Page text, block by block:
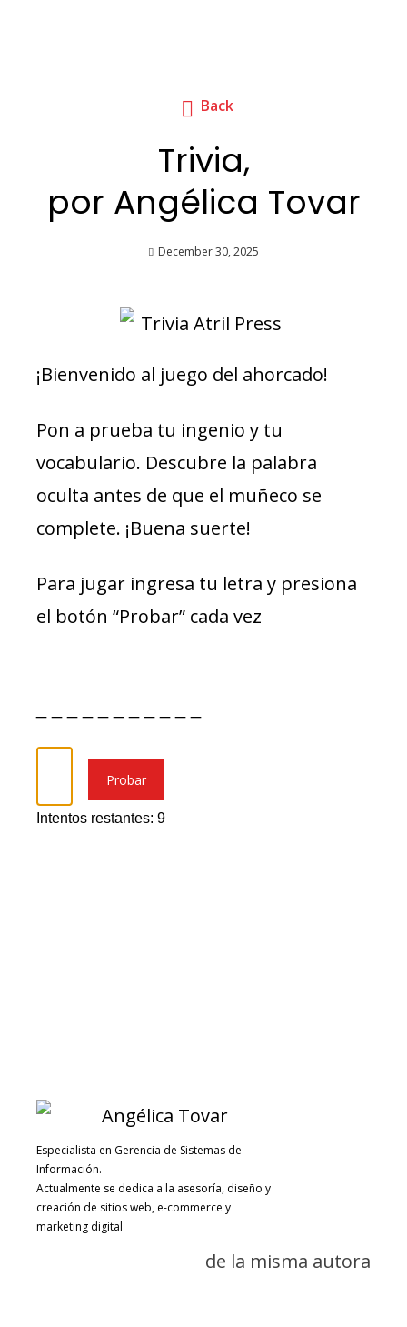
Back
Trivia,
por Angélica Tovar
December 30, 2025
¡Bienvenido al juego del ahorcado!
Pon a prueba tu ingenio y tu
vocabulario. Descubre la palabra
oculta antes de que el muñeco se
complete. ¡Buena suerte!
Para jugar ingresa tu letra y presiona
el botón “Probar” cada vez
Probar
Intentos restantes: 9
Especialista en Gerencia de Sistemas de
Información.
Actualmente se dedica a la asesoría, diseño y
creación de sitios web, e-commerce y
marketing digital
de la misma autora